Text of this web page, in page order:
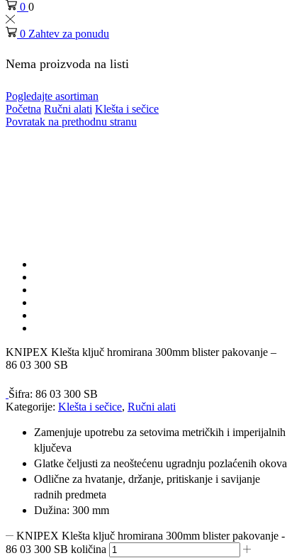
0 0
0 Zahtev za ponudu
Nema proizvoda na listi
Pogledajte asortiman
Početna Ručni alati Klešta i sečice
Povratak na prethodnu stranu
KNIPEX Klešta ključ hromirana 300mm blister pakovanje –
86 03 300 SB
Šifra: 86 03 300 SB
Kategorije: Klešta i sečice, Ručni alati
Zamenjuje upotrebu za setovima metričkih i imperijalnih
ključeva
Glatke čeljusti za neoštećenu ugradnju pozlaćenih okova
Odlične za hvatanje, držanje, pritiskanje i savijanje
radnih predmeta
Dužina: 300 mm
KNIPEX Klešta ključ hromirana 300mm blister pakovanje -
86 03 300 SB količina